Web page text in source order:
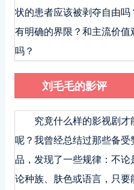
状的患者应该被剥夺自由
有明确的界限？和主流价
吗？
刘毛毛的影评
究竟什么样的影视剧
呢？我曾经总结过那些备
品，发现了一些规律：不
论种族、肤色或语言，只